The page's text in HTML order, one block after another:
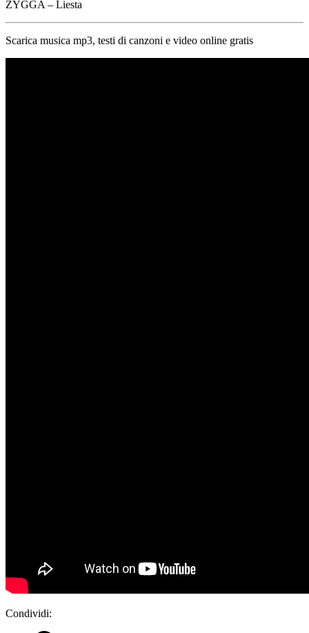
ZYGGA – Liesta
Scarica musica mp3, testi di canzoni e video online gratis
Condividi: